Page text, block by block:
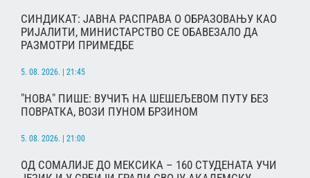
СИНДИКАТ: ЈАВНА РАСПРАВА О ОБРАЗОВАЊУ КАО
РИЈАЛИТИ, МИНИСТАРСТВО СЕ ОБАВЕЗАЛО ДА
РАЗМОТРИ ПРИМЕДБЕ
5. 08. 2026. | 21:45
"НОВА" ПИШЕ: ВУЧИЋ НА ШЕШЕЉЕВОМ ПУТУ БЕЗ
ПОВРАТКА, ВОЗИ ПУНОМ БРЗИНОМ
5. 08. 2026. | 21:00
ОД СОМАЛИЈЕ ДО МЕКСИКА – 160 СТУДЕНАТА УЧИ